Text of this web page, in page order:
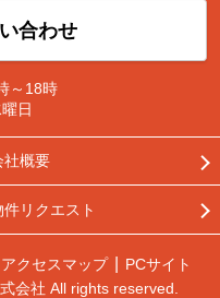
合わせ
～18時
日
社概要
件リクエスト
アクセスマップ
PCサイト
会社 All rights reserved.